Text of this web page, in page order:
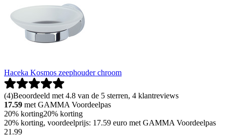
Haceka Kosmos zeephouder chroom
(4)Beoordeeld met 4.8 van de 5 sterren, 4 klantreviews
17.59 met GAMMA Voordeelpas
20% korting20% korting
20% korting, voordeelprijs: 17.59 euro met GAMMA Voordeelpas
21 .99